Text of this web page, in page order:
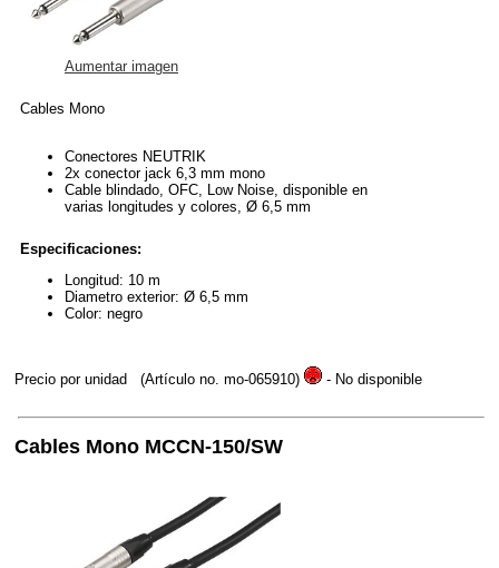
Aumentar imagen
Cables Mono
Conectores NEUTRIK
2x conector jack 6,3 mm mono
Cable blindado, OFC, Low Noise, disponible en
varias longitudes y colores, Ø 6,5 mm
Especificaciones:
Longitud: 10 m
Diametro exterior: Ø 6,5 mm
Color: negro
Precio por unidad (Artículo no. mo-065910) - No disponible
Cables Mono MCCN-150/SW